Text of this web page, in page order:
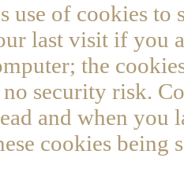
use of cookies
last visit if you
the
no security risk.
and when you
cookies being